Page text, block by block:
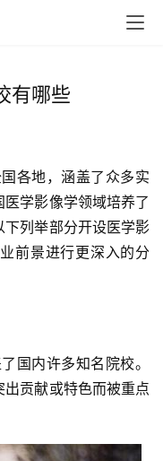
有哪些
学影像学领域培养了
列举部分开设医学影
前景进行更深入的分
贡献或特色而被重点